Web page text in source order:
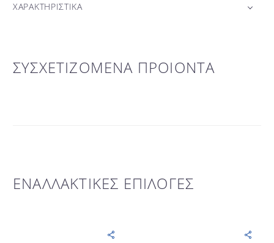
ΧΑΡΑΚΤΗΡΙΣΤΙΚΑ
ΣΥΣΧΕΤΙΖΟΜΕΝΑ ΠΡΟΙΟΝΤΑ
ΕΝΑΛΛΑΚΤΙΚΕΣ ΕΠΙΛΟΓΕΣ